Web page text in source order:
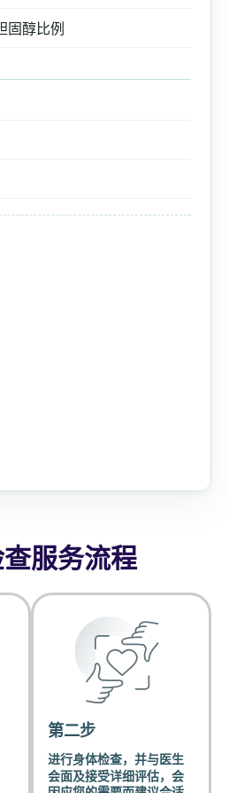
固醇比例
服务流程
第二步
进行身体检查，并与医生
会面及接受详细评估，会